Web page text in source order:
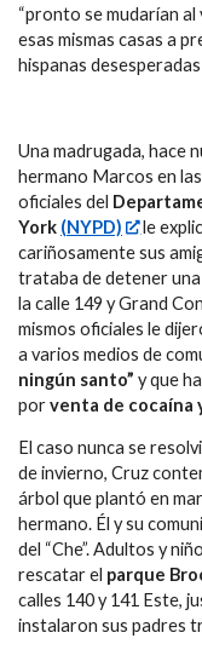
“pronto se mudarían al
esas mismas casas a
hispanas
Una madrugada, hace
hermano Marcos en
oficiales del
York (NYPD)
le
cariñosamente sus
trataba de detener
la calle 149 y Grand
mismos oficiales le
a varios medios de
ningún santo” y que
porventa de cocaína
El caso nunca se
de invierno, Cruz
árbol que plantó en
hermano. Él y su
del “Che”. Adultos y
rescatar el parque
calles 140 y 141 Este,
instalaron sus padres